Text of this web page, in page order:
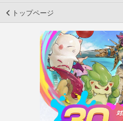
トップページ